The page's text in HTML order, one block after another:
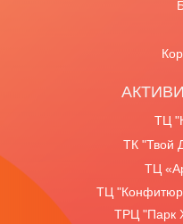
ТЦ
ТК "Твой
ТЦ
ТЦ
ТРЦ "Парк